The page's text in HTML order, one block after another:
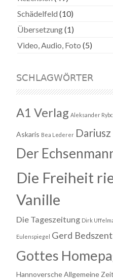
Schädelfeld (10)
Übersetzung(1)
Video, Audio, Foto (5)
SCHLAGWÖRTER
A1 Verlag Aleksander
Askaris Bea Lederer
Der
Die Freiheit
Vanille
Die Tageszeitung Dirk
Eulenspiegel Gerd Bedszent
Gottes
Hannoversche Allgemeine